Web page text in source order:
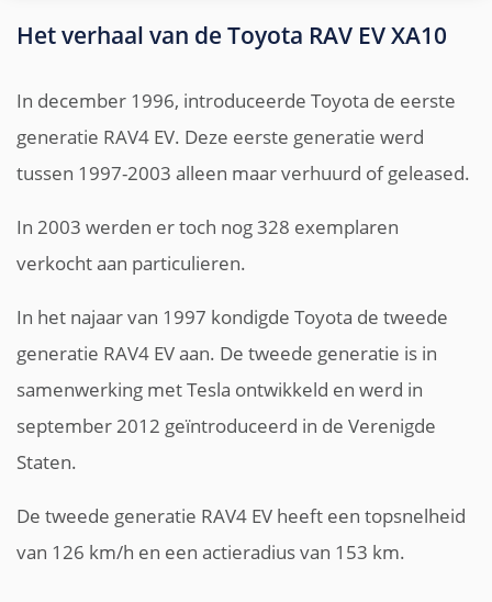
Het verhaal van de Toyota RAV EV XA10
In december 1996, introduceerde Toyota de eerste
generatie RAV4 EV. Deze eerste generatie werd
tussen 1997-2003 alleen maar verhuurd of geleased.
In 2003 werden er toch nog 328 exemplaren
verkocht aan particulieren.
In het najaar van 1997 kondigde Toyota de tweede
generatie RAV4 EV aan. De tweede generatie is in
samenwerking met Tesla ontwikkeld en werd in
september 2012 geïntroduceerd in de Verenigde
Staten.
De tweede generatie RAV4 EV heeft een topsnelheid
van 126 km/h en een actieradius van 153 km.